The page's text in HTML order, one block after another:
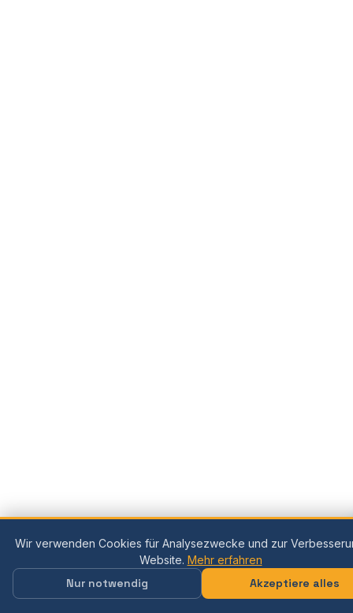
Wir verwenden Cookies für Analysezwecke und zur
Website. Mehr erfahren
Nur notwendig Akzeptiere alles